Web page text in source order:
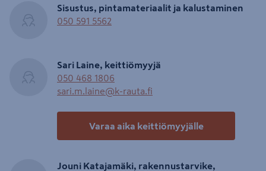
Sisustus, pintamateriaalit ja kalustaminen
050 591 5562
Sari Laine, keittiömyyjä
050 468 1806
sari.m.laine@k-rauta.fi
Varaa aika keittiömyyjälle
Jouni Katajamäki, rakennustarvike,